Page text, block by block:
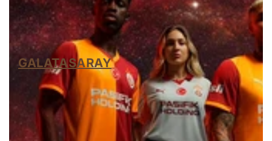
FENERBAHÇE